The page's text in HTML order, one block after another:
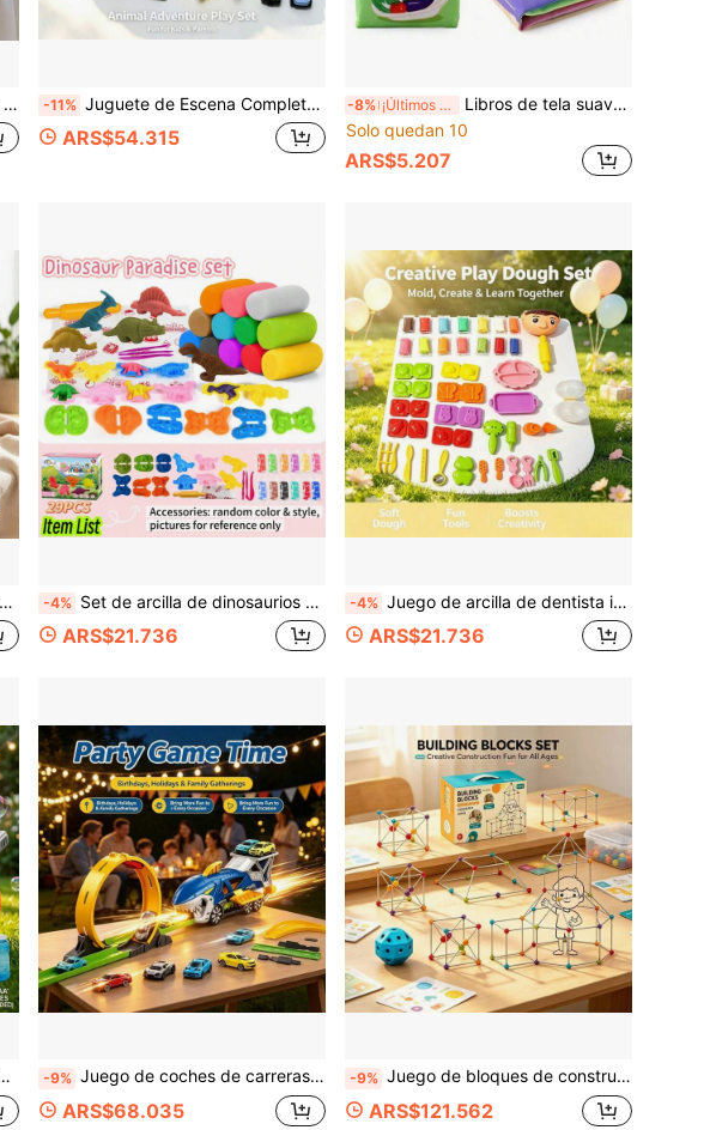
-11% Juguete de Escena Completa de Coche de Dinosaurio Todoterreno Realista, Camión de Transporte Grande Caqui & Rojo, Incluye T-Rex, Triceratops, Vehículo de Construcción Mini, Piezas de Brazo Mecánico Ensamblable, Adecuado para Juegos en Casa Padre-Hijo, Salidas al Parque, Día de Año Nuevo, Primer Cumpleaños, Regalos de Vacaciones Infantiles de Halloween
ARS$54.315
-8% ¡Últimos 2 días
Libros de tela suaves para la educación temprana y el desarrollo cognitivo del bebé, con temas de frutas, animales y océano. Son resistentes al desgarro, lavables, con materiales, colores vibrantes y patrones vívidos que ayudan al desarrollo cognitivo temprano del bebé. Juguete educativo interactivo entre padres e hijos, adecuado como regalo para Navidad, cumpleaños, Halloween y Pascua.
Solo quedan 10
ARS$5.207
-4% Set de arcilla de dinosaurios para niños, arcilla de modelado con múltiples moldes con forma de dinosaurio y herramientas de presión, desarrolla las habilidades motoras finas y la capacidad creativa de los niños. Adecuado para manualidades en el escritorio del hogar, juegos de picnic al aire libre, interacción padre-hijo DIY, regalo perfecto para Navidad, Halloween, fiesta de cumpleaños.
ARS$21.736
-4% Juego de arcilla de dentista infantil, moldes de postres y herramientas de modelado completas, desarrolla las habilidades motoras finas y la conciencia oral de los niños. Adecuado para la interacción padres-hijos en el hogar y el juego con amigos, empaque de caja de regalo exquisito y elegante, regalo ideal para niños en Navidad, cumpleaños, Pascua, amado por niños y niñas de 3 años
ARS$21.736
-9% Juego de coches de carreras con lanzador de pista de tiburón para niños, viene con pista circular de 360 grados, incluye 6 coches de aleación y un juego completo de accesorios de pista, el Body puede almacenar los coches, desafío de carreras en interiores sobre la mesa para padres e hijos, opción de regalo para cumpleaños, Día del Niño, Navidad y vacaciones
ARS$68.035
-9% Juego de bloques de construcción 3D entrelazados para niños, adecuado para niños y niñas de 3+ años, juguete de construcción manual para desarrollar la coordinación mano-ojo, la percepción sensorial y el pensamiento espacial, interacción padres-hijos en interiores, ocio al aire libre, juego en fiestas festivas, regalo preferido para Navidad, cumpleaños y Pascua, formas divertidas y versátiles
ARS$121.562